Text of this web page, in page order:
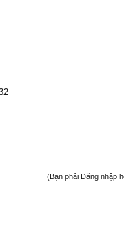
(Bạn phải Đăng nhập